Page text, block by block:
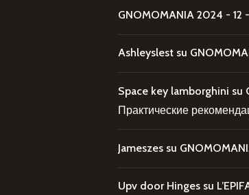
GNOMOMANIA 2024 - 12
Ashleyslest su
Space key lamborghini su
Практические
Jameszes su
Upv door Hinges su